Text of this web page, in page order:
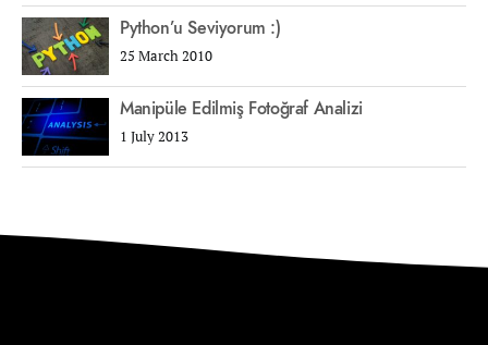
Python’u Seviyorum :)
25 March 2010
Manipüle Edilmiş Fotoğraf Analizi
1 July 2013